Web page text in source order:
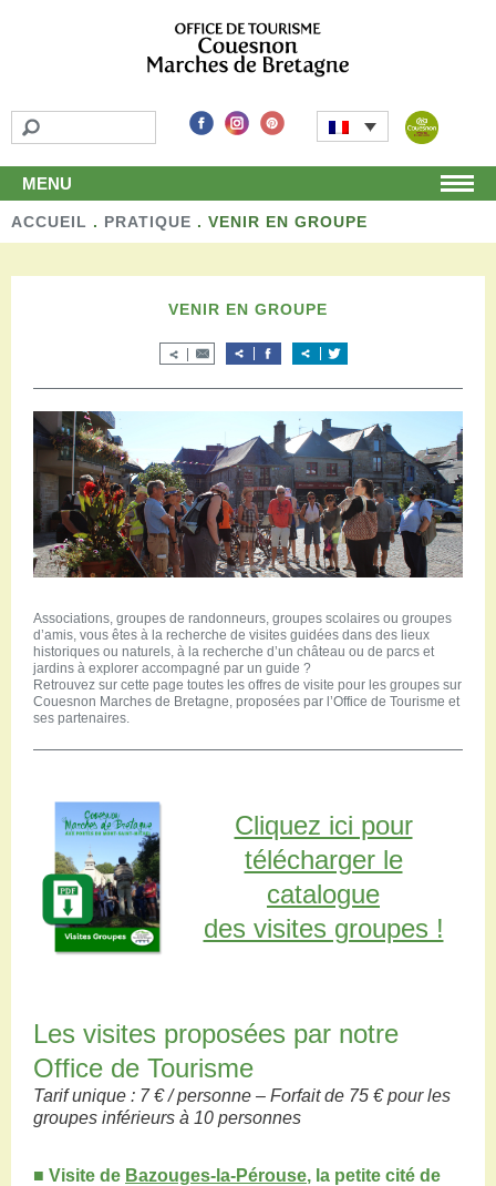
MENU
Accueil
Les incontournables
Terroir et artisans
Autour de chez nous
Boutique
Séjourner
Hébergements
Restaurants
Aires de camping-car
Salles de réception
Aires de pique-nique
Randonner
Randonnées pédestres
Randonnées vélo
Randonnées VTT
Randonnées équestres
Agenda
Nous contacter
Documents à télécharger
Tourisme accessible
Venir en groupe
Espace Pro
ACCUEIL . PRATIQUE . VENIR EN GROUPE
VENIR EN GROUPE
Associations, groupes de randonneurs, groupes scolaires ou groupes
d’amis, vous êtes à la recherche de visites guidées dans des lieux
historiques ou naturels, à la recherche d’un château ou de parcs et
jardins à explorer accompagné par un guide ?
Retrouvez sur cette page toutes les offres de visite pour les groupes sur
Couesnon Marches de Bretagne, proposées par l’Office de Tourisme et
ses partenaires.
Cliquez ici pour
télécharger le
catalogue
des visites groupes !
Les visites proposées par notre
Office de Tourisme
Tarif unique : 7 € / personne – Forfait de 75 € pour les
groupes inférieurs à 10 personnes
■ Visite de Bazouges-la-Pérouse, la petite cité de